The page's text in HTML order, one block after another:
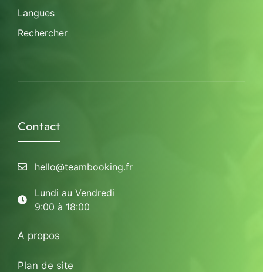
Langues
Rechercher
Contact
hello@teambooking.fr
Lundi au Vendredi
9:00 à 18:00
A propos
Plan de site